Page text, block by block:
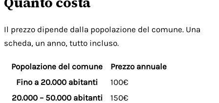
Il prezzo dipende dalla popolazione del comune. Una
scheda, un anno, tutto incluso.
Popolazione del comune
Prezzo annuale
Fino a 20.000 abitanti
100€
20.000 – 50.000 abitanti
150€